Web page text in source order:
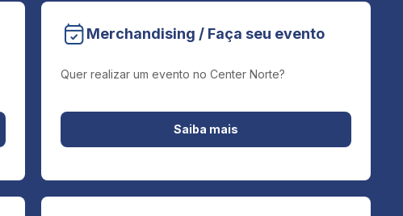
Merchandising / Faça seu evento
Quer realizar um evento no Center Norte?
Saiba mais